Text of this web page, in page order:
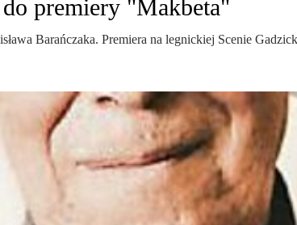
premiery "Makbeta"
Barańczaka. Premiera na legnickiej Scenie